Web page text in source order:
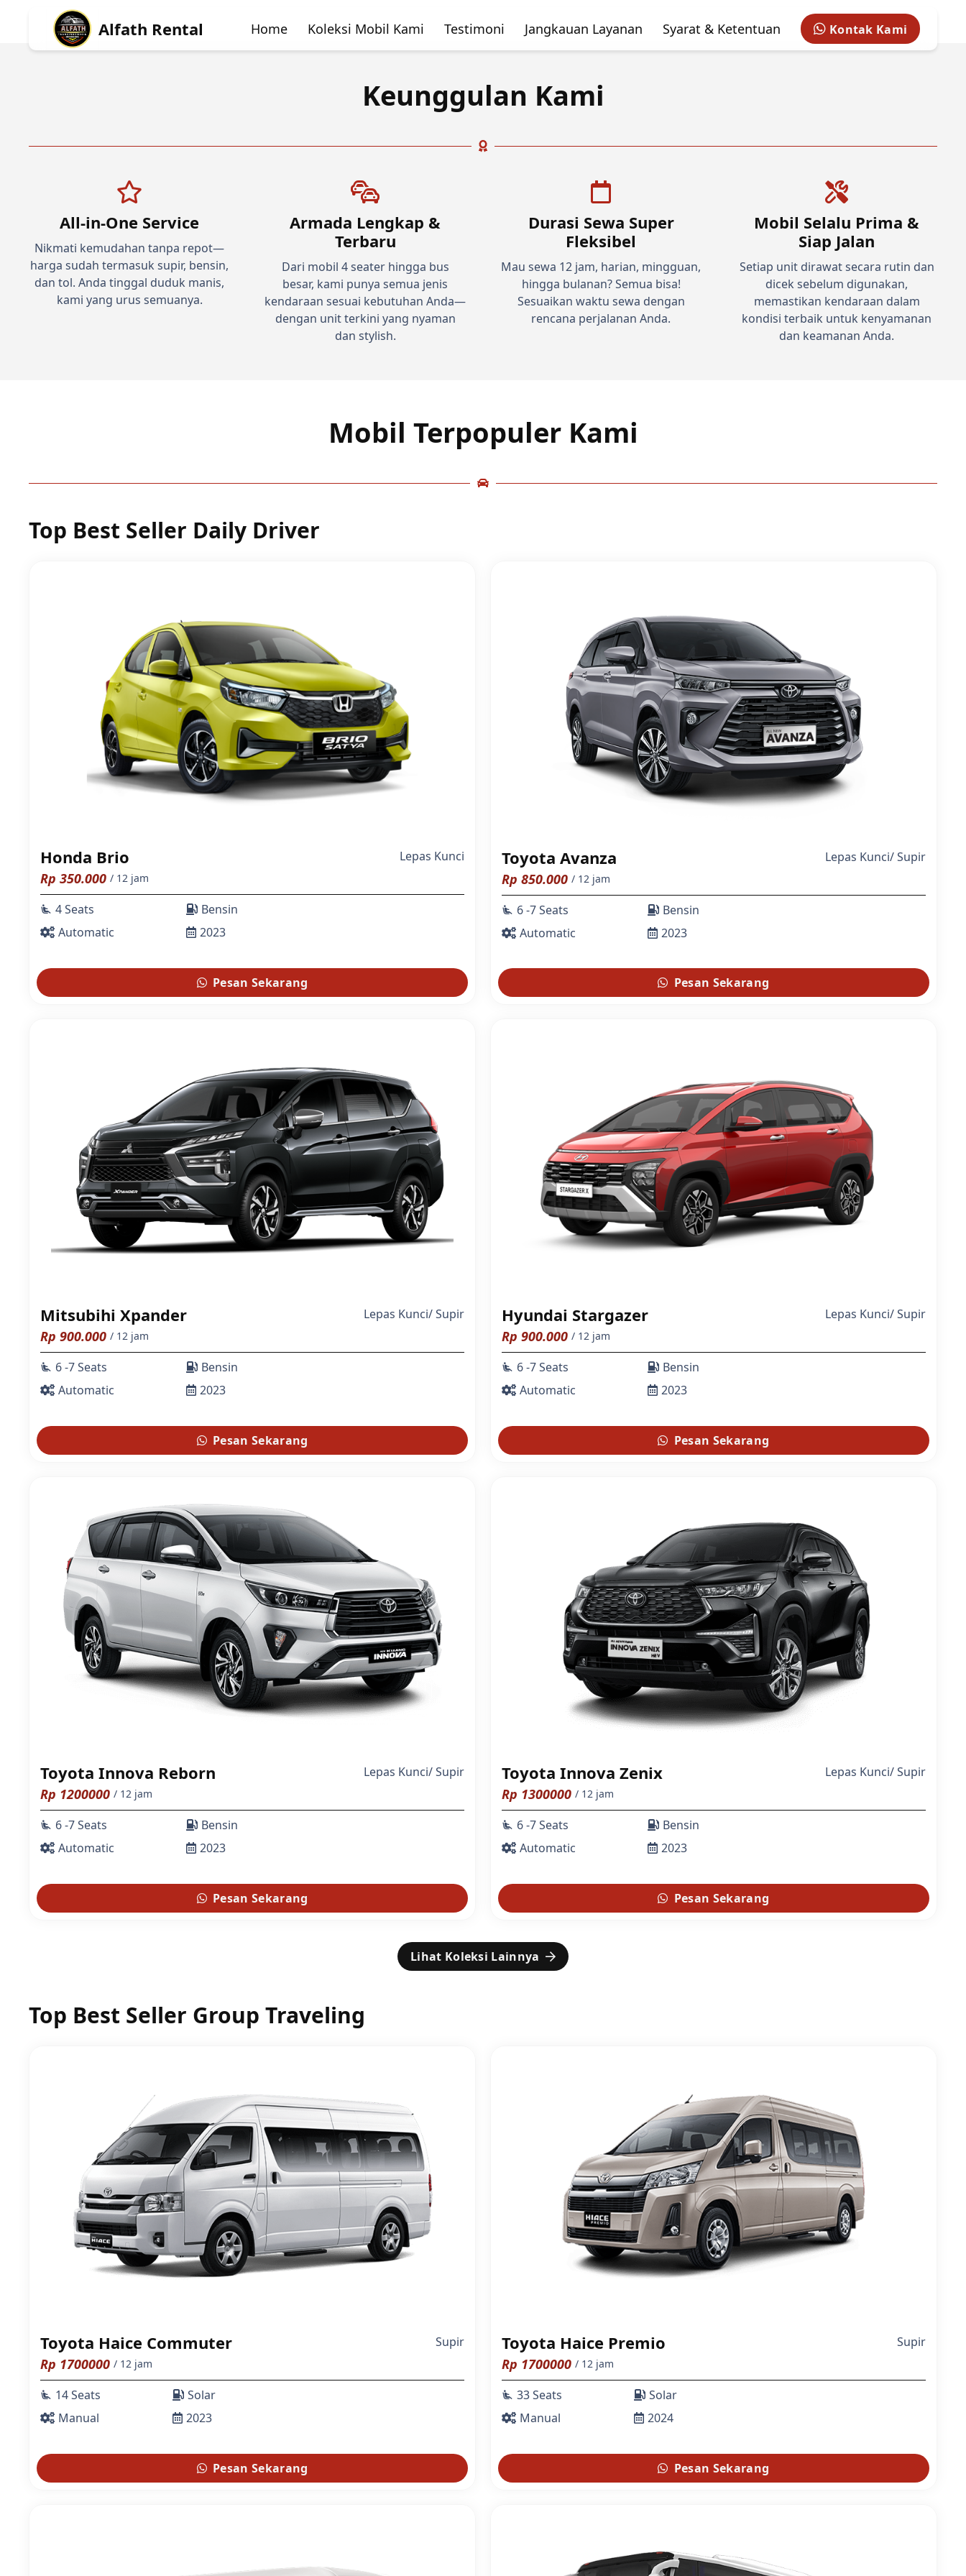
Alfath Rental Home Koleksi Mobil Kami Testimoni Jangkauan Layanan Syarat & Ketentuan Kontak Kami
Keunggulan Kami
All-in-One Service
Nikmati kemudahan tanpa repot—
harga sudah termasuk supir, bensin,
dan tol. Anda tinggal duduk manis,
kami yang urus semuanya.
Armada Lengkap &
Terbaru
Dari mobil 4 seater hingga bus
besar, kami punya semua jenis
kendaraan sesuai kebutuhan Anda—
dengan unit terkini yang nyaman
dan stylish.
Durasi Sewa Super
Fleksibel
Mau sewa 12 jam, harian, mingguan,
hingga bulanan? Semua bisa!
Sesuaikan waktu sewa dengan
rencana perjalanan Anda.
Mobil Selalu Prima &
Siap Jalan
Setiap unit dirawat secara rutin dan
dicek sebelum digunakan,
memastikan kendaraan dalam
kondisi terbaik untuk kenyamanan
dan keamanan Anda.
Mobil Terpopuler Kami
Top Best Seller Daily Driver
Honda Brio Lepas Kunci
Rp 350.000 / 12 jam
airline_seat_recline_extra 4 Seats
Automatic
Bensin
2023
Pesan Sekarang
Toyota Avanza Lepas Kunci/Supir
Rp 850.000 / 12 jam
airline_seat_recline_extra 6 -7 Seats
Automatic
Bensin
2023
Pesan Sekarang
Mitsubihi Xpander Lepas Kunci/Supir
Rp 900.000 / 12 jam
airline_seat_recline_extra 6 -7 Seats
Automatic
Bensin
2023
Pesan Sekarang
Hyundai Stargazer Lepas Kunci/Supir
Rp 900.000 / 12 jam
airline_seat_recline_extra 6 -7 Seats
Automatic
Bensin
2023
Pesan Sekarang
Toyota Innova Reborn Lepas Kunci/Supir
Rp 1200000 / 12 jam
airline_seat_recline_extra 6 -7 Seats
Automatic
Bensin
2023
Pesan Sekarang
Toyota Innova Zenix Lepas Kunci/Supir
Rp 1300000 / 12 jam
airline_seat_recline_extra 6 -7 Seats
Automatic
Bensin
2023
Pesan Sekarang
Lihat Koleksi Lainnya
Top Best Seller Group Traveling
Toyota Haice Commuter Supir
Rp 1700000 / 12 jam
airline_seat_recline_extra 14 Seats
Manual
Solar
2023
Pesan Sekarang
Toyota Haice Premio Supir
Rp 1700000 / 12 jam
airline_seat_recline_extra 33 Seats
Manual
Solar
2024
Pesan Sekarang